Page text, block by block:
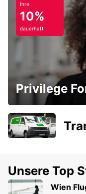
Ihre
10%
dauerhaft
Privilege
Unsere Top
Wien